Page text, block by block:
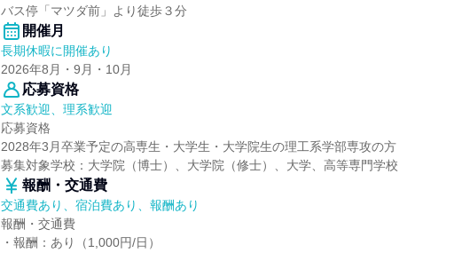
バス停「マツダ前」より徒歩３分
開催月
長期休暇に開催あり
2026年8月・9月・10月
応募資格
文系歓迎、理系歓迎
応募資格
2028年3月卒業予定の高専生・大学生・大学院生の理工系学部専攻の方
募集対象学校：大学院（博士）、大学院（修士）、大学、高等専門学校
報酬・交通費
交通費あり、宿泊費あり、報酬あり
報酬・交通費
・報酬：あり（1,000円/日）